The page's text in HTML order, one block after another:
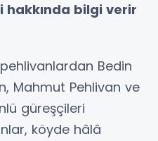
hakkında bilgi verir
Bedin
Mahmut Pehlivan ve
güreşçileri
köyde hâlâ